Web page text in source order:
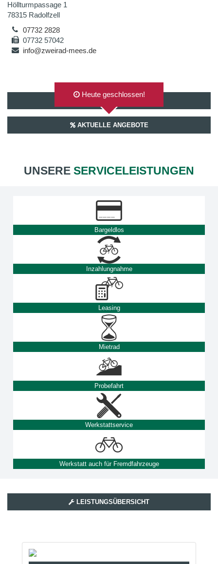
Höllturmpassage 1
78315 Radolfzell
07732 2828
07732 57042
info@zweirad-mees.de
AUF GOOGLEMAPS ANZEIGEN
Heute geschlossen!
AKTUELLE ANGEBOTE
UNSERE SERVICELEISTUNGEN
Bargeldlos
Inzahlungnahme
Leasing
Mietrad
Probefahrt
Werkstattservice
Werkstatt auch für Fremdfahrzeuge
LEISTUNGSÜBERSICHT